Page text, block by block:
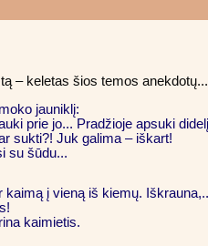
– keletas šios temos anekdotų...
jauniklį:
prie jo... Pradžioje apsuki
sukti?! Juk galima – iškart!
su šūdu...
kaimą į vieną iš kiemų.
kaimietis.